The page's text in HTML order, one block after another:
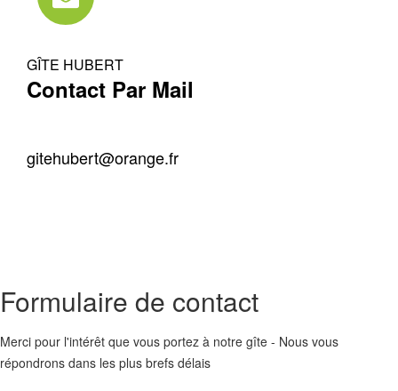
GÎTE HUBERT
Contact Par Mail
gitehubert@orange.fr
Formulaire de contact
Merci pour l'intérêt que vous portez à notre gîte - Nous vous
répondrons dans les plus brefs délais